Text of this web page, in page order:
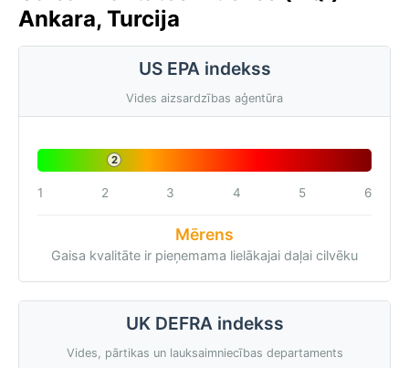
Ankara, Turcija
US EPA indekss
Vides aizsardzības aģentūra
2
1 2 3 4 5 6
Mērens
Gaisa kvalitāte ir pieņemama lielākajai daļai cilvēku
UK DEFRA indekss
Vides, pārtikas un lauksaimniecības departaments